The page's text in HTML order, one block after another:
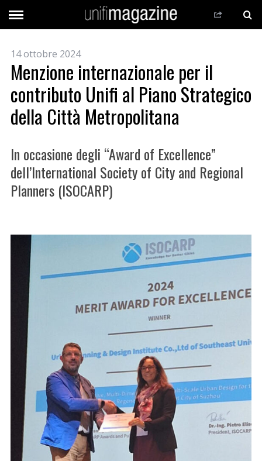
14 ottobre 2024
Menzione internazionale per il
contributo Unifi al Piano Strategico
della Città Metropolitana
In occasione degli “Award of Excellence”
dell’International Society of City and Regional
Planners (ISOCARP)